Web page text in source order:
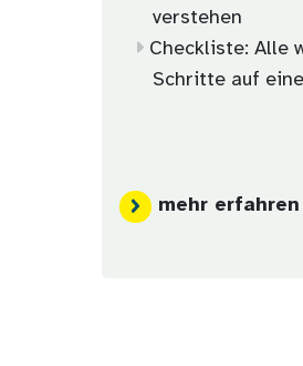
verstehen
Checkliste: Alle
Schritte auf
mehr erfahren